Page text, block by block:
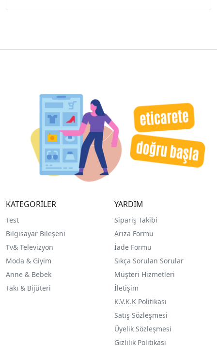
KATEGORİLER
Test
Bilgisayar Bileşeni
Tv& Televizyon
Moda & Giyim
Anne & Bebek
Takı & Bijüteri
YARDIM
Sipariş Takibi
Arıza Formu
İade Formu
Sıkça Sorulan Sorular
Müşteri Hizmetleri
İletişim
K.V.K.K Politikası
Satış Sözleşmesi
Üyelik Sözleşmesi
Gizlilik Politikası